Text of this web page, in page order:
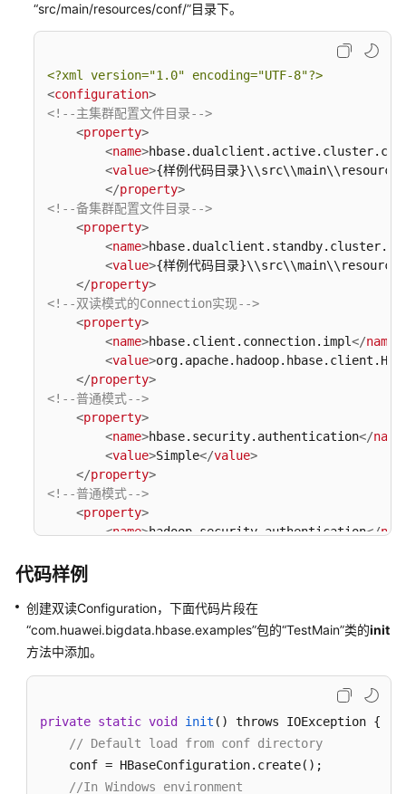
最
（LTS
发
版
_3.x）
应
开
发
简
介
获
“src/main/resources/conf/”目录下。
<?xml version="1.0" encoding="UTF-8"?>
<configuration>
<!--主集群配置文件目录-->
<property>
<name>
<value>{样例代码目录
</property>
<!--备集群配置文件目录-->
<property>
<name>
<value>{样例代码目录
</property>
<!--双读模式的Connection实现-->
<property>
<name>hbase.client.connection.impl</name
<value>
</property>
<!--普通模式-->
<property>
<name>hbase.security.authentication</name
<value>Simple</value>
</property>
<!--普通模式-->
<property>
<name>hadoop.security.authentication</
</
代码样例
创建双读Configuration，下面代码片段在
“com.huawei.bigdata.hbase.examples”包的“TestMain”类的init
方法中添加。
private static void init () throws IOException {
// Default load from conf directory
    conf = HBaseConfiguration.create();
//In Windows environment